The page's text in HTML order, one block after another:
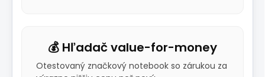
💰 Hľadač value-for-money
Otestovaný značkový notebook so zárukou za